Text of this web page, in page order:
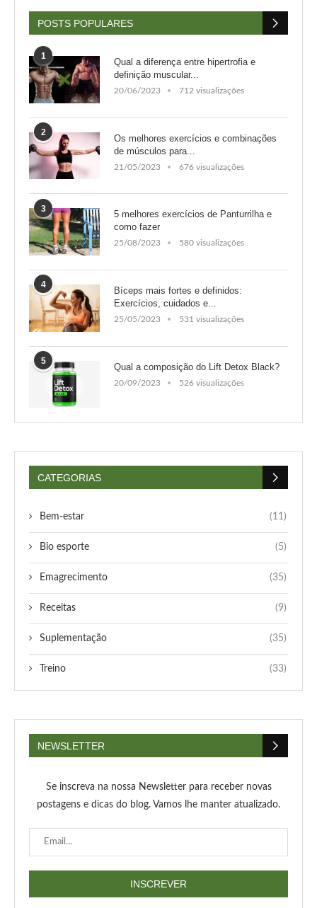
POSTS POPULARES
1
Qual a diferença entre hipertrofia e
definição muscular...
20/06/2023 712 visualizações
2
Os melhores exercícios e combinações
de músculos para...
21/05/2023 676 visualizações
3
5 melhores exercícios de Panturrilha e
como fazer
25/08/2023 580 visualizações
4
Bíceps mais fortes e definidos:
Exercícios, cuidados e...
25/05/2023 531 visualizações
5
Qual a composição do Lift Detox Black?
20/09/2023 526 visualizações
CATEGORIAS
Bem-estar (11)
Bio esporte (5)
Emagrecimento (35)
Receitas (9)
Suplementação (35)
Treino (33)
NEWSLETTER
Se inscreva na nossa Newsletter para receber novas
postagens e dicas do blog. Vamos lhe manter atualizado.